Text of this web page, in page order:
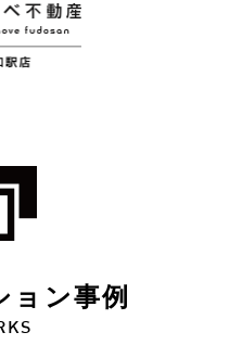
ョン事例